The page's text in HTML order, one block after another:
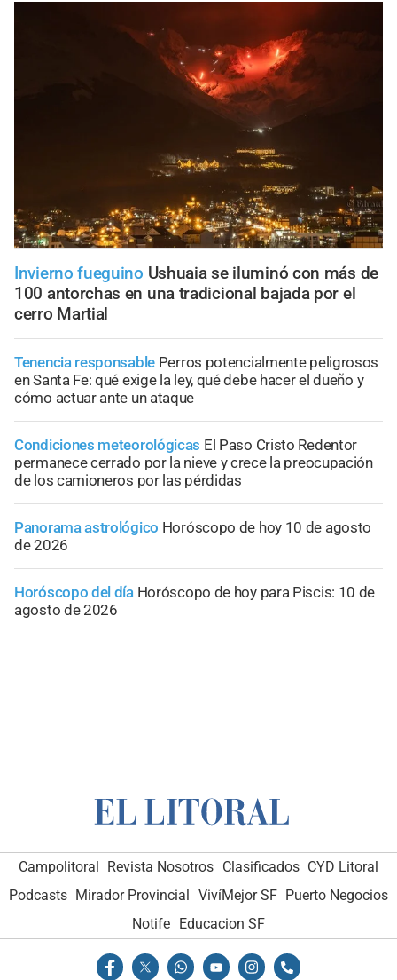
Invierno fueguino Ushuaia se iluminó con más de
100 antorchas en una tradicional bajada por el
cerro Martial
Tenencia responsable Perros potencialmente peligrosos
en Santa Fe: qué exige la ley, qué debe hacer el dueño y
cómo actuar ante un ataque
Condiciones meteorológicas El Paso Cristo Redentor
permanece cerrado por la nieve y crece la preocupación
de los camioneros por las pérdidas
Panorama astrológico Horóscopo de hoy 10 de agosto
de 2026
Horóscopo del día Horóscopo de hoy para Piscis: 10 de
agosto de 2026
Campolitoral Revista Nosotros Clasificados CYD Litoral
Podcasts Mirador Provincial VivíMejor SF Puerto Negocios
Notife
Educacion SF